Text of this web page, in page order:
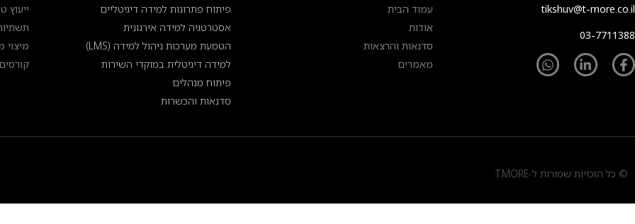
tikshuv@t-more.co.il
03-7711388
עמוד הבית
אודות
סדנאות והרצאות
מאמרים
פיתוח פתרונות למידה דיגיטליים
אסטרטגיה למידה אירגונית
הטמעת מערכות ניהול למידה (LMS)
למידה דיגיטלית במוקדי השירות
פיתוח מנהלים
סדנאות והכשרות
ייעוץ
© כל הזכויות שמורות ל-T.MORE